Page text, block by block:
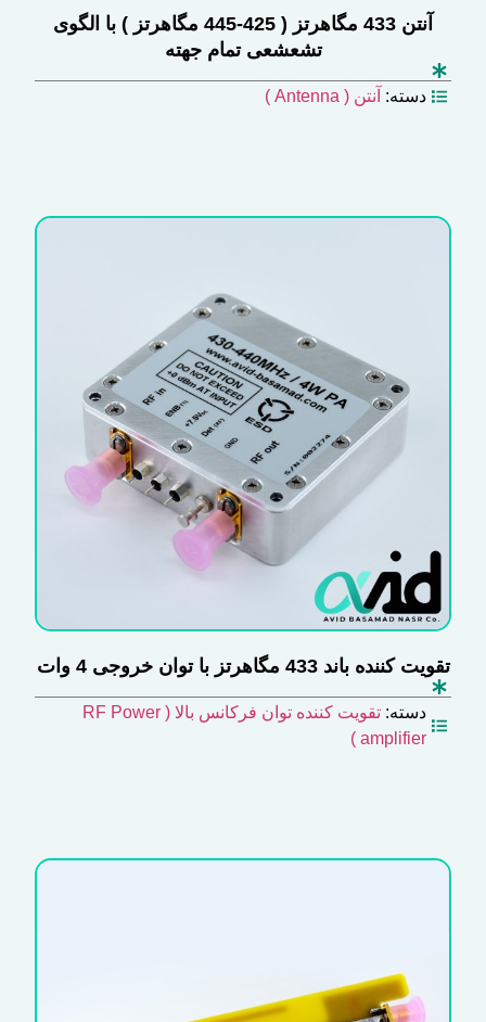
آنتن 433 مگاهرتز ( 425-445 مگاهرتز ) با الگوی
تشعشعی تمام جهته
دسته: آنتن ( Antenna )
تقویت کننده باند 433 مگاهرتز با توان خروجی 4 وات
دسته:
تقویت کننده توان فرکانس بالا ( RF Power
amplifier )